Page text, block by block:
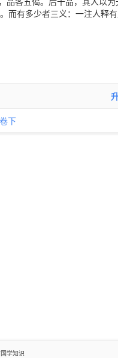
而有多少者三义：一注人释
下
学知识